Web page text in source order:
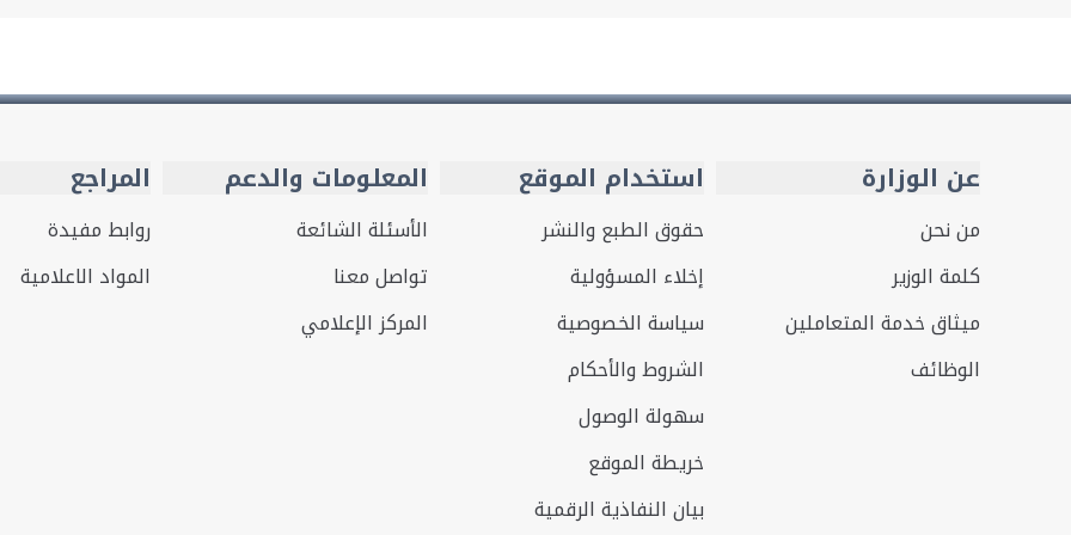
عن الوزارة
من نحن
كلمة الوزير
ميثاق خدمة المتعاملين
الوظائف
استخدام الموقع
حقوق الطبع والنشر
إخلاء المسؤولية
سياسة الخصوصية
الشروط والأحكام
سهولة الوصول
خريطة الموقع
بيان النفاذية الرقمية
المعلومات والدعم
الأسئلة الشائعة
تواصل معنا
المركز الإعلامي
المراجع
روابط مفيدة
المواد الاعلامية